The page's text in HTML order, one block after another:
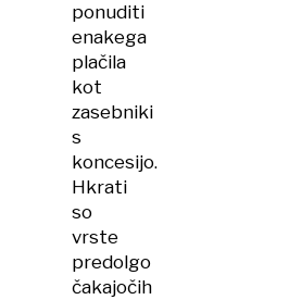
ponuditi
enakega
plačila
kot
zasebniki
s
koncesijo.
Hkrati
so
vrste
predolgo
čakajočih